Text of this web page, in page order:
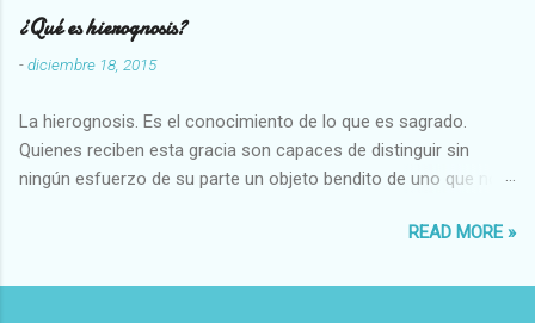
Intelectuales Conocimiento-Error Exacto-Aproximado
Evidente-Probable,etc b) Morales Bueno-malo Bondadoso-
malvado Justo-Injusto Escrupuloso-Relajado Leal-Desleal,etc.
Armonioso-Inarmonioso 4 RELIGIOSOS Santo-Pr...
¿Qué es hierognosis?
-diciembre 18, 2015
La hierognosis. Es el conocimiento de lo que es sagrado.
Quienes reciben esta gracia son capaces de distinguir sin
ningún esfuerzo de su parte un objeto bendito de uno que no
READ MORE »